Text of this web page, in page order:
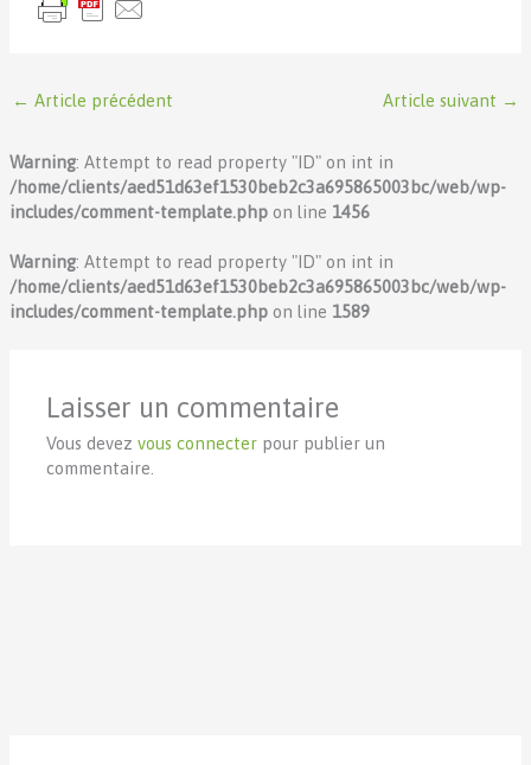
← Article précédent Article suivant →
Warning: Attempt to read property "ID" on int in
/home/clients/aed51d63ef1530beb2c3a695865003bc/web/wp-
includes/comment-template.phpon line 1456
Warning: Attempt to read property "ID" on int in
/home/clients/aed51d63ef1530beb2c3a695865003bc/web/wp-
includes/comment-template.phpon line 1589
Laisser un commentaire
Vous devezvous connecter pour publier un
commentaire.